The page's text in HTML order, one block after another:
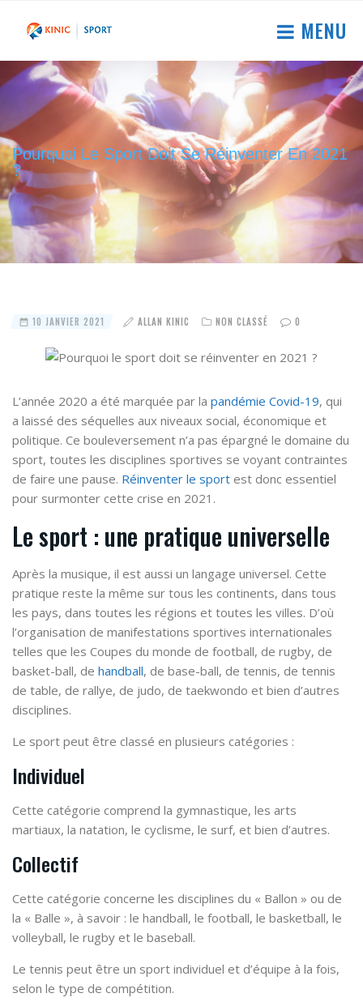
MENU
Pourquoi Le Sport Doit Se Réinventer En 2021
?
10 JANVIER 2021 ALLAN KINIC NON CLASSÉ 0
L’année 2020 a été marquée par la pandémie Covid-19, qui
a laissé des séquelles aux niveaux social, économique et
politique. Ce bouleversement n’a pas épargné le domaine du
sport, toutes les disciplines sportives se voyant contraintes
de faire une pause. Réinventer le sport est donc essentiel
pour surmonter cette crise en 2021.
Le sport : une pratique universelle
Après la musique, il est aussi un langage universel. Cette
pratique reste la même sur tous les continents, dans tous
les pays, dans toutes les régions et toutes les villes. D’où
l’organisation de manifestations sportives internationales
telles que les Coupes du monde de football, de rugby, de
basket-ball, de handball, de base-ball, de tennis, de tennis
de table, de rallye, de judo, de taekwondo et bien d’autres
disciplines.
Le sport peut être classé en plusieurs catégories :
Individuel
Cette catégorie comprend la gymnastique, les arts
martiaux, la natation, le cyclisme, le surf, et bien d’autres.
Collectif
Cette catégorie concerne les disciplines du « Ballon » ou de
la « Balle », à savoir : le handball, le football, le basketball, le
volleyball, le rugby et le baseball.
Le tennis peut être un sport individuel et d’équipe à la fois,
selon le type de compétition.